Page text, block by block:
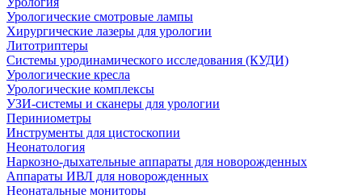
Урологические смотровые лампы
Хирургические лазеры для урологии
Литотриптеры
Системы уродинамического исследования (КУДИ)
Урологические кресла
Урологические комплексы
УЗИ-системы и сканеры для урологии
Периниометры
Инструменты для цистоскопии
Неонатология
Наркозно-дыхательные аппараты для новорожденных
Аппараты ИВЛ для новорожденных
Неонатальные мониторы